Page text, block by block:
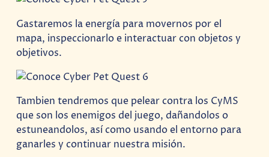
Gastaremos la energía para movernos por el
mapa, inspeccionarlo e interactuar con objetos y
objetivos.
Tambien tendremos que pelear contra los CyMS
que son los enemigos del juego, dañandolos o
estuneandolos, así como usando el entorno para
ganarles y continuar nuestra misión.